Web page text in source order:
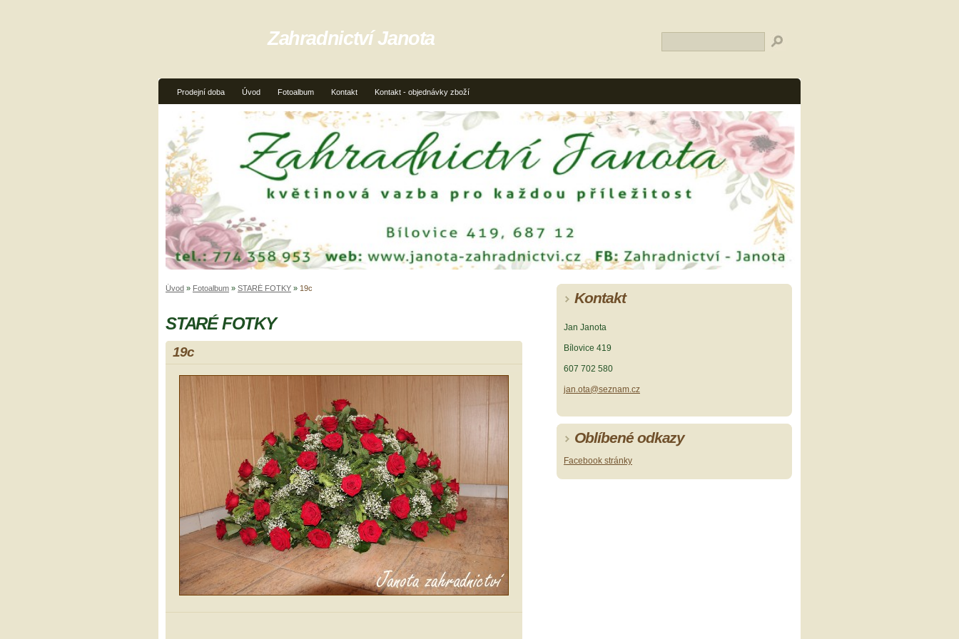
Prodejní doba Úvod Fotoalbum Kontakt Kontakt - objednávky zboží
Zahradnictví Janota
Úvod » Fotoalbum » STARÉ FOTKY » 19c
STARÉ FOTKY
19c
Kontakt
Jan Janota
Bílovice 419
607 702 580
jan.ota@seznam.cz
Oblíbené odkazy
Facebook stránky